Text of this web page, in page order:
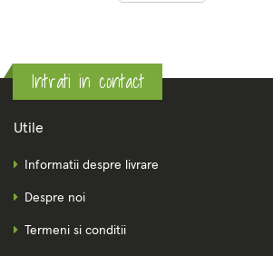
Intrati in contact
Utile
Informatii despre livrare
Despre noi
Termeni si conditii